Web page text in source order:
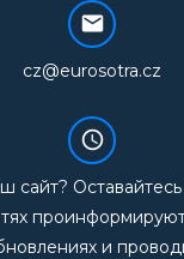
cz@eurosotra.cz
сайт?
и